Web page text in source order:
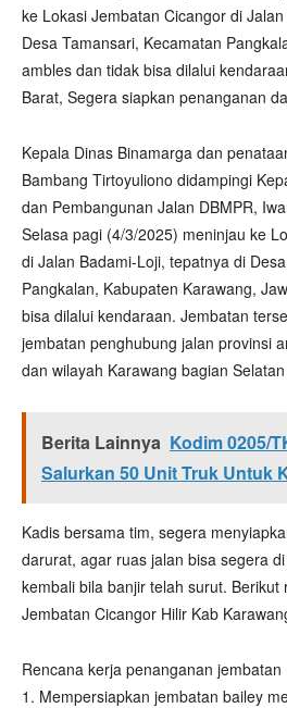
ke Lokasi Jembatan Cicangor di
Desa Tamansari, Kecamatan
ambles dan tidak bisa dilalui
Barat, Segera siapkan penanganan
Kepala Dinas Binamarga dan
Bambang Tirtoyuliono didampingi
dan Pembangunan Jalan DBMPR,
Selasa pagi (4/3/2025) meninjau ke
di Jalan Badami-Loji, tepatnya di
Pangkalan, Kabupaten Karawang,
bisa dilalui kendaraan. Jembatan
jembatan penghubung jalan provinsi
dan wilayah Karawang bagian
Berita Lainnya Kodim 0205/
Salurkan 50 Unit Truk Untuk
Kadis bersama tim, segera
darurat, agar ruas jalan bisa segera
kembali bila banjir telah surut. Berikut
Jembatan Cicangor Hilir Kab
Rencana kerja penanganan
1. Mempersiapkan jembatan bailey